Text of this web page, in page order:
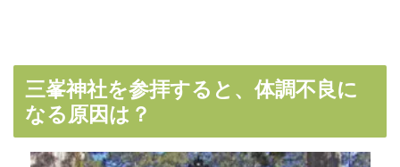
三峯神社を参拝すると、体調不良に
なる原因は？